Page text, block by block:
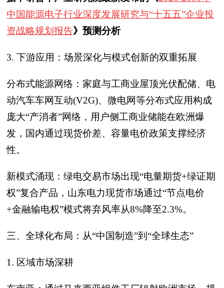
中国能源电子行业深度发展研究与“十五五”企业投
资战略规划报告》预测分析
3. 下游应用：场景深化与模式创新的双重拓展
分布式能源网络：家庭与工商业屋顶光伏配储、电
动汽车车网互动(V2G)、微电网等分布式应用构成
庞大“产消者”网络，用户侧工商业储能在欧洲爆
发，国内通过现货价差、容量电价政策支撑经济
性。
新模式涌现：绿电交易市场出现“电量期货+绿证期
权”复合产品，山东电力现货市场通过“节点电价
+金融输电权”模式将弃风率从8%降至2.3%。
三、全球化布局：从“中国制造”到“全球生态”
1. 区域市场深耕